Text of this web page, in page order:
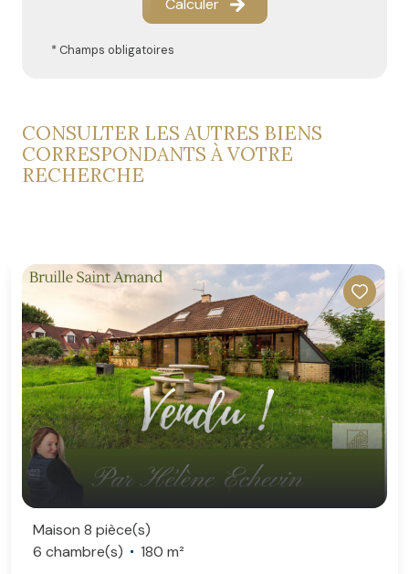
Calculer
* Champs obligatoires
CONSULTER LES AUTRES BIENS
CORRESPONDANTS À VOTRE
RECHERCHE
Maison 8 pièce(s)
6 chambre(s)
180 m²